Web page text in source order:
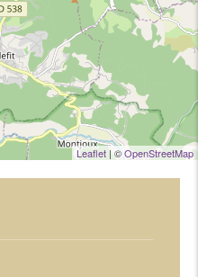
Leaflet | ©OpenStreetMap